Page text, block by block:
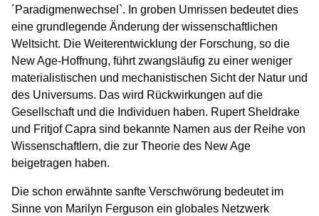
´Paradigmenwechsel`. In groben Umrissen bedeutet dies
eine grundlegende Änderung der wissenschaftlichen
Weltsicht. Die Weiterentwicklung der Forschung, so die
New Age-Hoffnung, führt zwangsläufig zu einer weniger
materialistischen und mechanistischen Sicht der Natur und
des Universums. Das wird Rückwirkungen auf die
Gesellschaft und die Individuen haben. Rupert Sheldrake
und Fritjof Capra sind bekannte Namen aus der Reihe von
Wissenschaftlern, die zur Theorie des New Age
beigetragen haben.
Die schon erwähnte sanfte Verschwörung bedeutet im
Sinne von Marilyn Ferguson ein globales Netzwerk